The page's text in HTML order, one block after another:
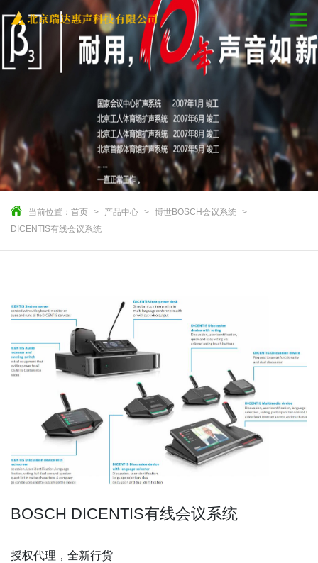
当前位置： 首页 产品中心
博世BOSCH会议系统
DICENTIS有线会议系统
BOSCH DICENTIS有线会议系统
授权代理，全新行货